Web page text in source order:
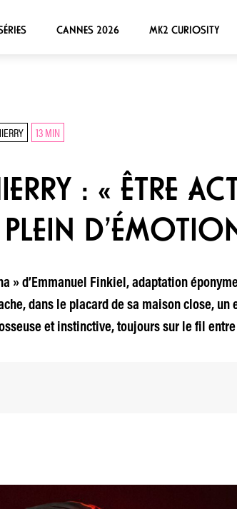
CANNES 2026 MK2 CURIOSITY
13 MIN
: « ÊTRE
» d’Emmanuel Finkiel, adaptation
dans le placard de sa maison close,
et instinctive, toujours sur le fil